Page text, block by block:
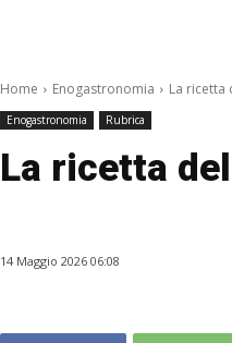
Home Enogastronomia La ricetta
Enogastronomia Rubrica
La ricetta
14 Maggio 2026 06:08